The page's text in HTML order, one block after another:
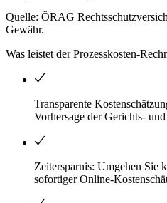
Quelle: ÖRAG
Gewähr.
Was leistet der Prozesskosten-
Transparente
Vorhersage der Gerichts-
Zeitersparnis: Umgehen Sie
sofortiger Online-